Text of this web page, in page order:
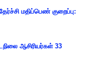
மதிப்பெண் குறைப்பு:
ஆசிரியர்கள் 33